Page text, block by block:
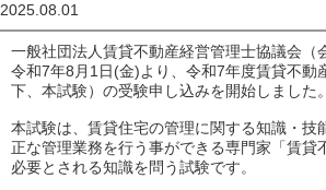
2025.08.01
一般社団法人賃貸不動産経営管理士協議会（
令和7年8月1日(金)より、令和7年度賃貸不動
下、本試験）の受験申し込みを開始しました。
本試験は、賃貸住宅の管理に関する知識・技
正な管理業務を行う事ができる専門家「賃貸
必要とされる知識を問う試験です。